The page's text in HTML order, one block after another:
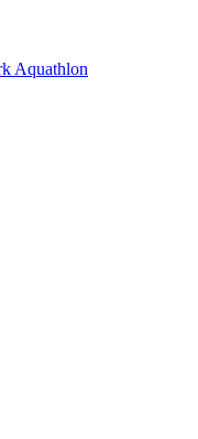
Aquathlon